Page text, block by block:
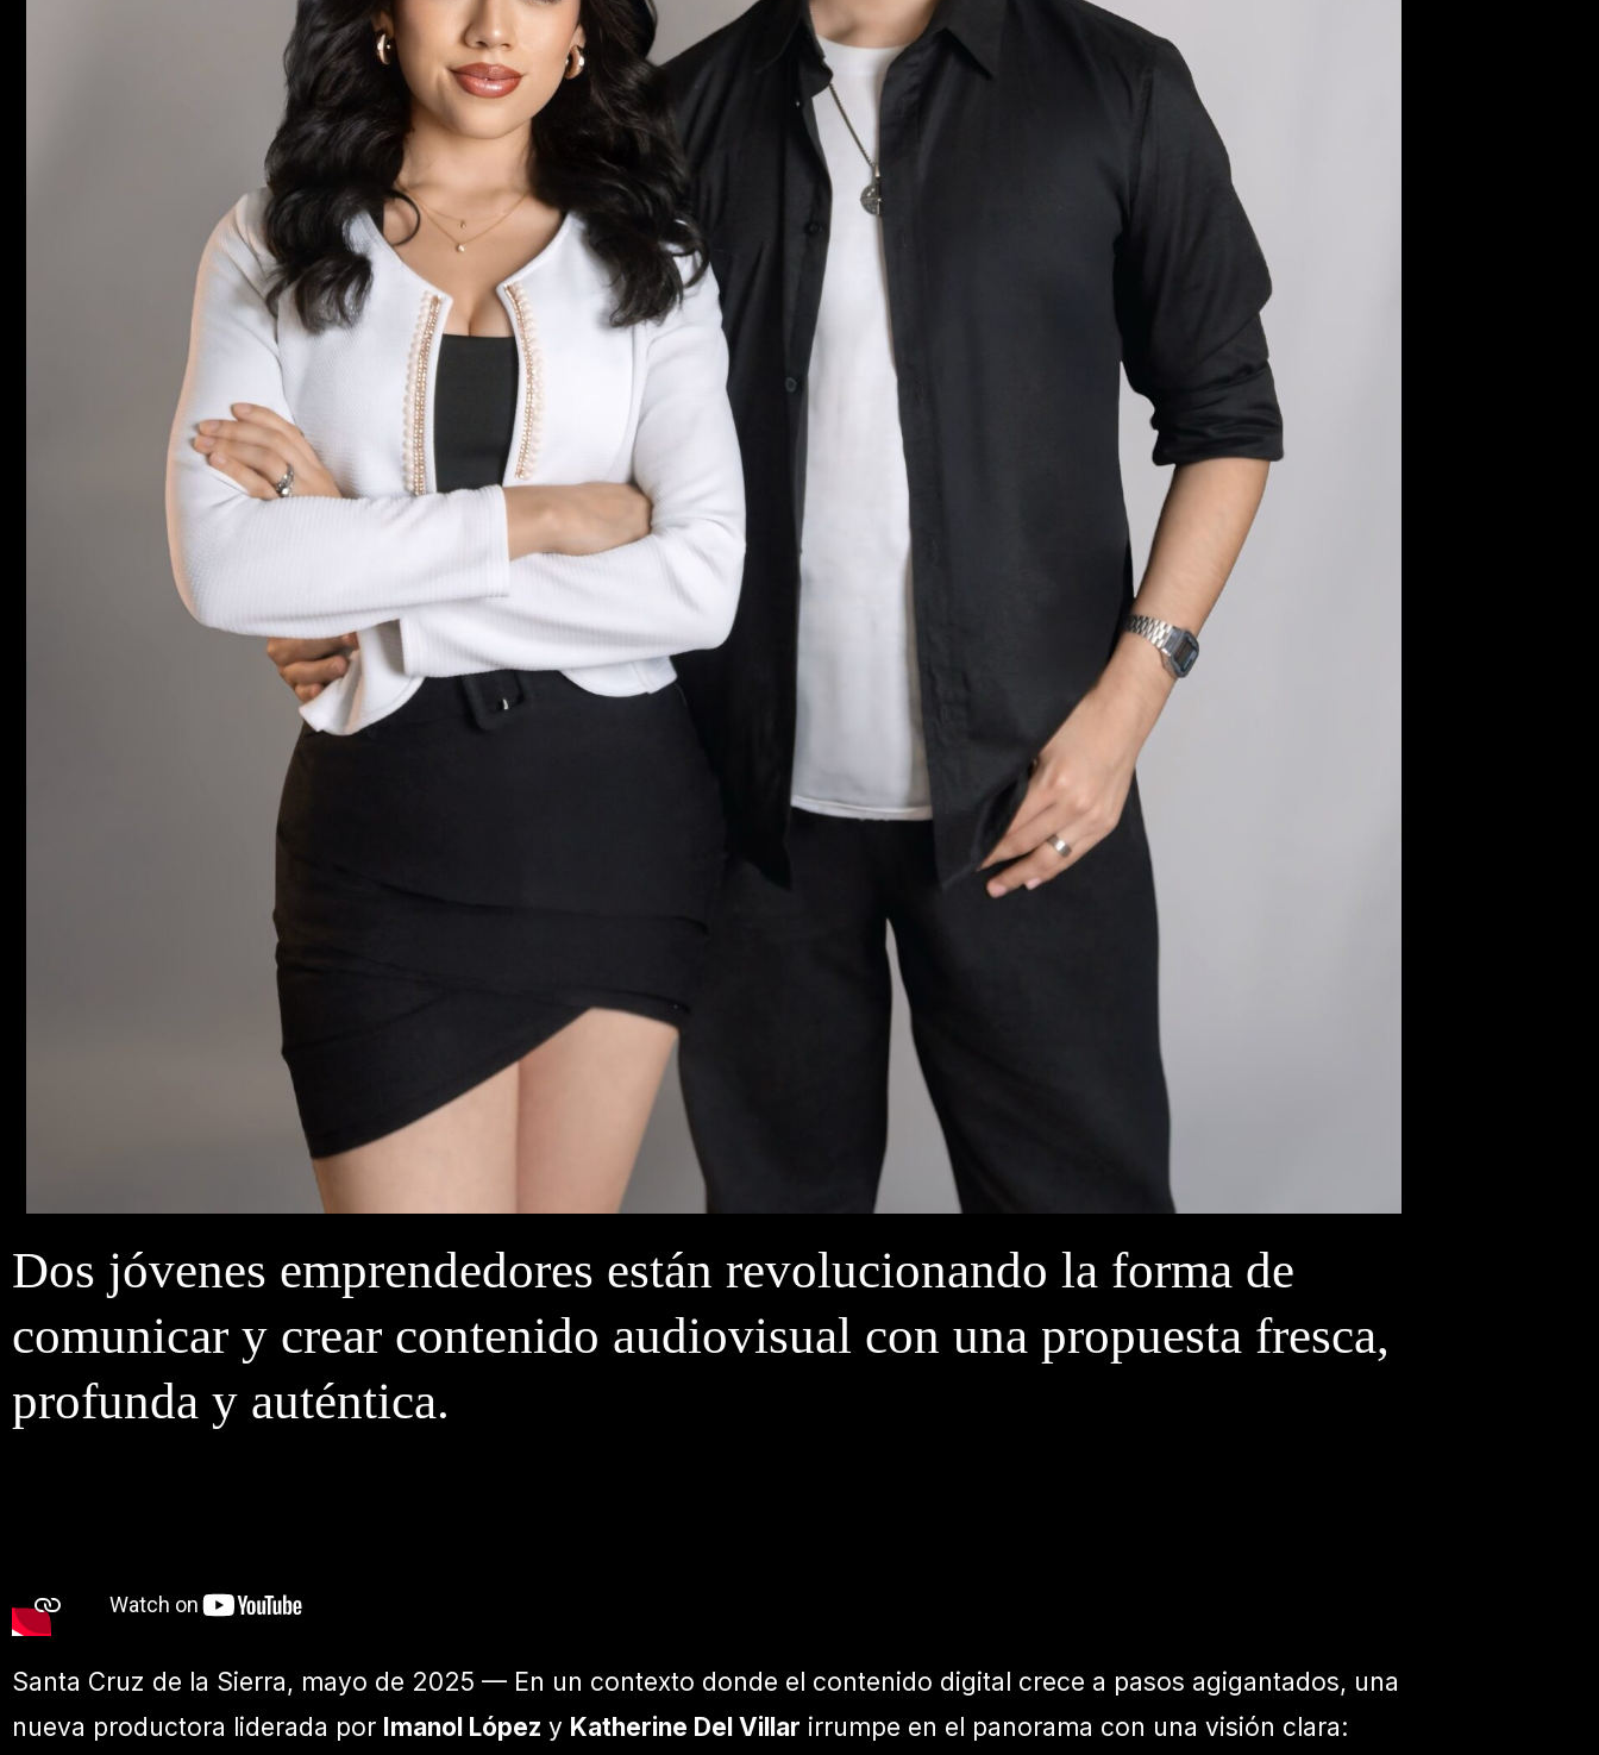
Dos jóvenes emprendedores están revolucionando la forma de
comunicar y crear contenido audiovisual con una propuesta fresca,
profunda y auténtica.
Santa Cruz de la Sierra, mayo de 2025 — En un contexto donde el contenido digital crece a pasos agigantados, una
nueva productora liderada por Imanol López y Katherine Del Villar irrumpe en el panorama con una visión clara: